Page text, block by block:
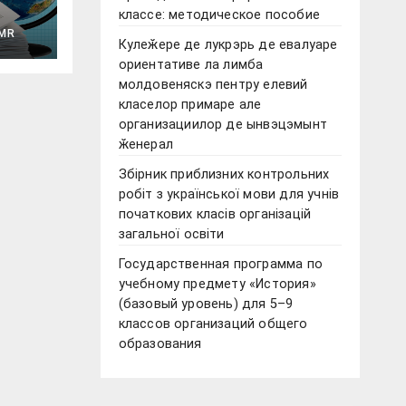
классе: методическое пособие
Кулеӂере де лукрэрь де евалуаре
ориентативе ла лимба
молдовеняскэ пентру елевий
класелор примаре але
организациилор де ынвэцэмынт
ӂенерал
Збірник приблизних контрольних
робіт з української мови для учнів
початкових класів організацій
загальної освіти
Государственная программа по
учебному предмету «История»
(базовый уровень) для 5–9
классов организаций общего
образования